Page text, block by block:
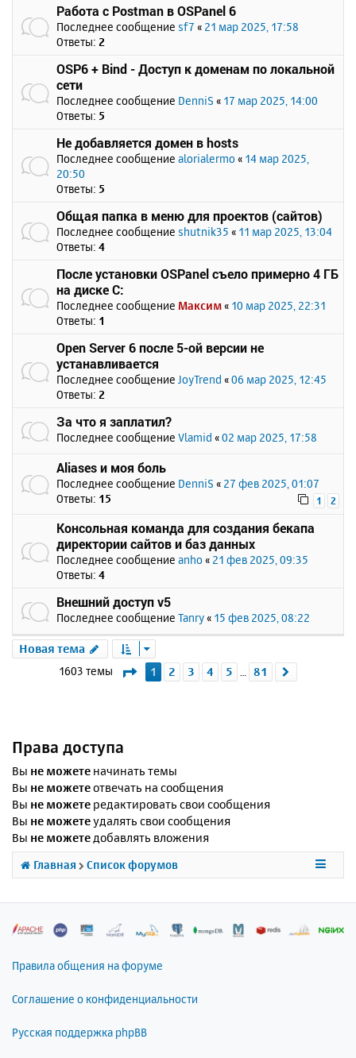
Работа с Postman в OSPanel 6
Последнее сообщение sf7 « 21 мар 2025, 17:58
Ответы: 2
OSP6 + Bind - Доступ к доменам по локальной
сети
Последнее сообщение DenniS « 17 мар 2025, 14:00
Ответы: 5
Не добавляется домен в hosts
Последнее сообщение alorialermo « 14 мар 2025,
20:50
Ответы: 5
Общая папка в меню для проектов (сайтов)
Последнее сообщение shutnik35 « 11 мар 2025, 13:04
Ответы: 4
После установки OSPanel съело примерно 4 ГБ
на диске C:
Последнее сообщение Максим « 10 мар 2025, 22:31
Ответы: 1
Open Server 6 после 5-ой версии не
устанавливается
Последнее сообщение JoyTrend «06 мар 2025, 12:45
Ответы: 2
За что я заплатил?
Последнее сообщение Vlamid «02 мар 2025, 17:58
Aliases и моя боль
Последнее сообщение DenniS « 27 фев 2025, 01:07
Ответы: 15 1 2
Консольная команда для создания бекапа
директории сайтов и баз данных
Последнее сообщение anho « 21 фев 2025, 09:35
Ответы: 4
Внешний доступ v5
Последнее сообщение Tanry « 15 фев 2025, 08:22
Новая тема
1603 темы Страница1 из 81
1 2 3 4 5 … 81
Права доступа
Вы не можете начинать темы
Вы не можетеотвечать на сообщения
Вы не можете редактировать свои сообщения
Вы не можетеудалять свои сообщения
Вы не можетедобавлять вложения
Главная Список форумов
Правила общения на форуме
Соглашение о конфиденциальности
Русская поддержка phpBB